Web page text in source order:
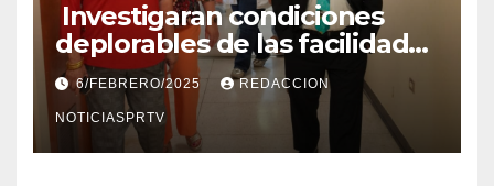
Investigaran condiciones
deplorables de las facilidades
el Departamento de la Salud
en Mayagüez
6/FEBRERO/2025 REDACCION
NOTICIASPRTV